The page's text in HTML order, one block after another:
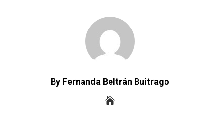
By Fernanda Beltrán Buitrago